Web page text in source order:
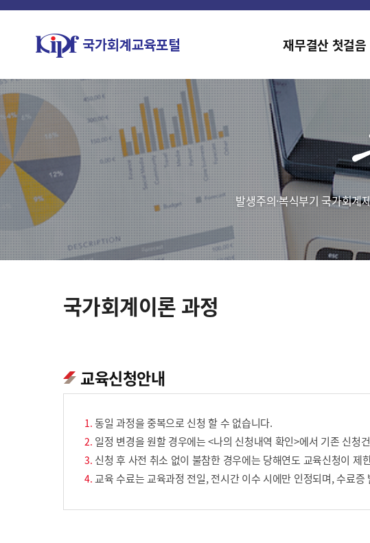
홈페이
재무결산 첫걸음
발생주의·복식부기 국가회계
국가회계이론 과정
교육신청안내
동일 과정을 중복으로 신청 할 수 없습니다.
일정 변경을 원할 경우에는 <나의 신청내역 확인>에서 기존 신청
신청 후 사전 취소 없이 불참한 경우에는 당해연도 교육신청이 제
교육 수료는 교육과정 전일, 전시간 이수 시에만 인정되며, 수료증